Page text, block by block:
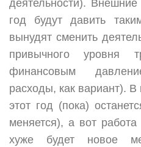
деятельности). Внешние
год будут давить
вынудят сменить
привычного
финансовым
расходы, как вариант). В
этот год (пока)
меняется), а вот
хуже будет новое